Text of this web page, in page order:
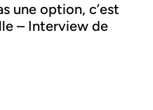
une option, c’est
– Interview de